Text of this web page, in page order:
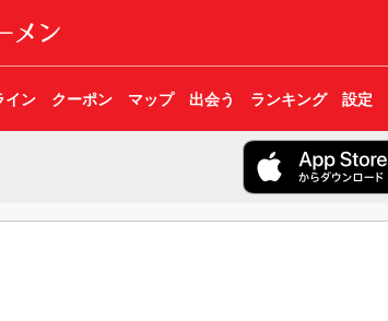
イン クーポン マップ 出会う ランキング 設定